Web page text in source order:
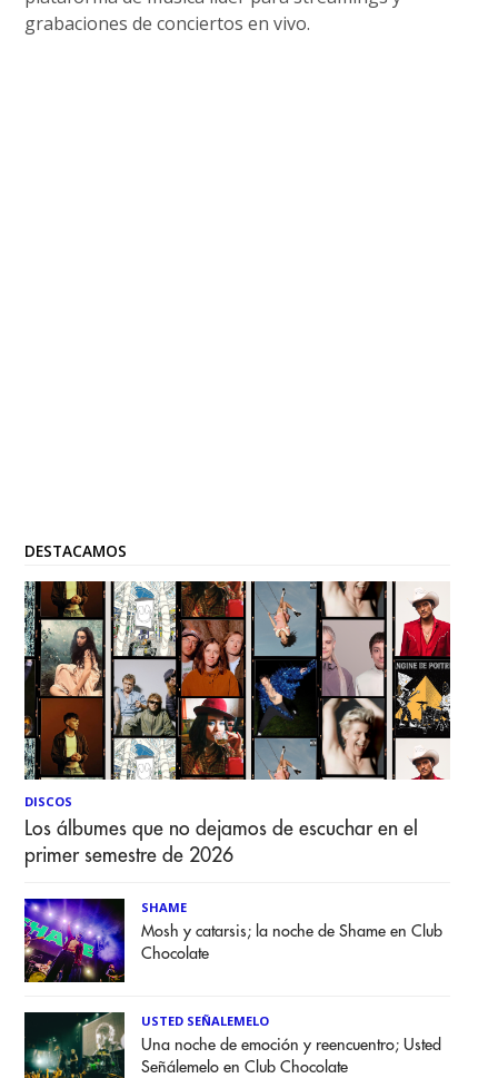
grabaciones de conciertos en vivo.
DESTACAMOS
DISCOS
Los álbumes que no dejamos de escuchar en el
primer semestre de 2026
SHAME
Mosh y catarsis; la noche de Shame en Club
Chocolate
USTED SEÑALEMELO
Una noche de emoción y reencuentro; Usted
Señálemelo en Club Chocolate